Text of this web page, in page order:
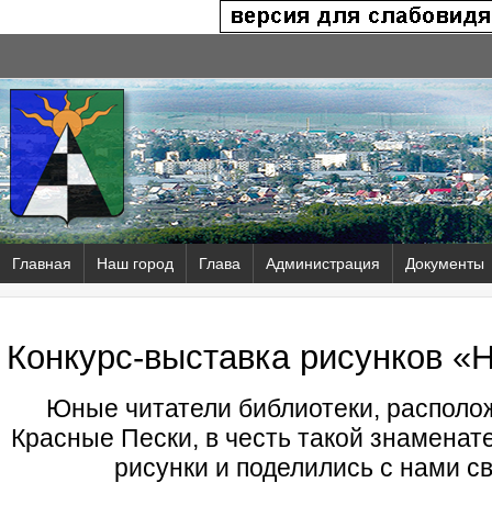
Главная Наш город Глава Администрация Документы
Конкурс-выставка рисунков
Юные читатели библиотеки,
Красные Пески, в честь такой
рисунки и поделились с нами